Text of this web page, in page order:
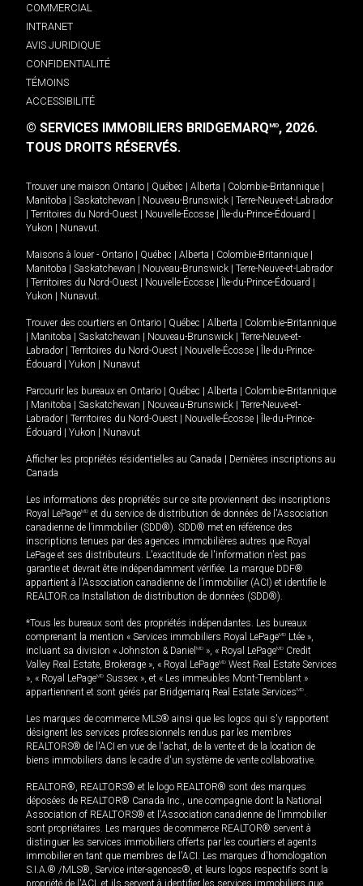
COMMERCIAL
INTRANET
AVIS JURIDIQUE
CONFIDENTIALITÉ
TÉMOINS
ACCESSIBILITÉ
© SERVICES IMMOBILIERS BRIDGEMARQMD, 2026.
TOUS DROITS RÉSERVÉS.
Trouver une maison Ontario Québec Alberta Colombie-Britannique
Manitoba
Saskatchewan Nouveau-Brunswick
Terre-Neuve-et-Labrador
Territoires du Nord-Ouest Nouvelle-Écosse Île-du-Prince-Édouard
Yukon
Nunavut.
Maisons à louer - Ontario Québec Alberta Colombie-Britannique
Manitoba
Saskatchewan Nouveau-Brunswick
Terre-Neuve-et-Labrador
Territoires du Nord-Ouest Nouvelle-Écosse Île-du-Prince-Édouard
Yukon
Nunavut.
Trouver des courtiers en Ontario Québec Alberta
Colombie-Britannique
Manitoba Saskatchewan Nouveau-Brunswick
Terre-Neuve-et-
Labrador
Territoires du Nord-Ouest Nouvelle-Écosse
Île-du-Prince-
Édouard
Yukon Nunavut
Parcourir les bureaux en Ontario Québec Alberta
Colombie-Britannique
Manitoba Saskatchewan Nouveau-Brunswick
Terre-Neuve-et-
Labrador
Territoires du Nord-Ouest Nouvelle-Écosse
Île-du-Prince-
Édouard
Yukon Nunavut
Afficher les propriétés résidentielles au Canada
Dernières inscriptions au
Canada
Les informations des propriétés sur ce site proviennent des inscriptions
Royal LePageMD et du service de distribution de données de l'Association
canadienne de l’immobilier (SDD®). SDD® met en référence des
inscriptions tenues par des agences immobilières autres que Royal
LePage et ses distributeurs. L'exactitude de l'information n'est pas
garantie et devrait être indépendamment vérifiée. La marque DDF®
appartient à l'Association canadienne de l’immobilier (ACI) et identifie le
REALTOR.ca Installation de distribution de données (SDD®).
*Tous les bureaux sont des propriétés indépendantes. Les bureaux
comprenant la mention « Services immobiliers Royal LePageMD Ltée »,
incluant sa division « Johnston & Daniel MD », « Royal LePageMD Credit
Valley Real Estate, Brokerage », « Royal LePageMD West Real Estate Services
», « Royal LePageMD Sussex », et « Les immeubles Mont-Tremblant »
appartiennent et sont gérés par Bridgemarq Real Estate ServicesMD.
Les marques de commerce MLS® ainsi que les logos qui s'y rapportent
désignent les services professionnels rendus par les membres
REALTORS® de l'ACI en vue de l'achat, de la vente et de la location de
biens immobiliers dans le cadre d'un système de vente collaborative.
REALTOR®, REALTORS® et le logo REALTOR® sont des marques
déposées de REALTOR® Canada Inc., une compagnie dont la National
Association of REALTORS® et l'Association canadienne de l’immobilier
sont propriétaires. Les marques de commerce REALTOR® servent à
distinguer les services immobiliers offerts par les courtiers et agents
immobilier en tant que membres de l'ACI. Les marques d'homologation
S.I.A.® /MLS®, Service inter-agences®, et leurs logos respectifs sont la